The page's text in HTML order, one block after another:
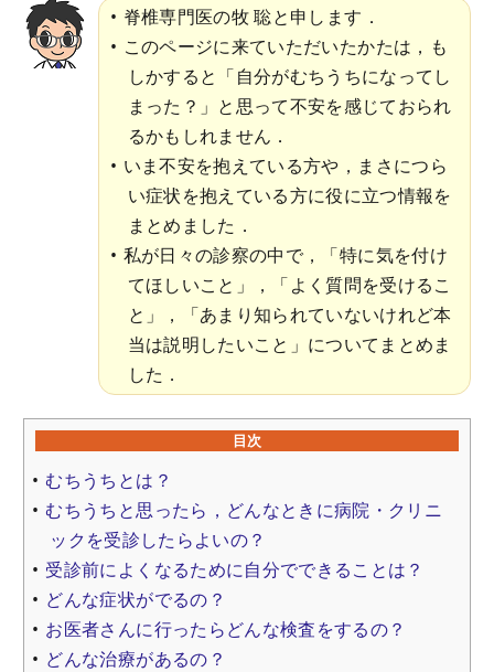
脊椎専門医の牧 聡と申します．
このページに来ていただいたかたは，も
しかすると「自分がむちうちになってし
まった？」と思って不安を感じておられ
るかもしれません．
いま不安を抱えている方や，まさにつら
い症状を抱えている方に役に立つ情報を
まとめました．
私が日々の診察の中で，「特に気を付け
てほしいこと」，「よく質問を受けるこ
と」，「あまり知られていないけれど本
当は説明したいこと」についてまとめま
した．
目次
むちうちとは？
むちうちと思ったら，どんなときに病院・クリニ
ックを受診したらよいの？
受診前によくなるために自分でできることは？
どんな症状がでるの？
お医者さんに行ったらどんな検査をするの？
どんな治療があるの？